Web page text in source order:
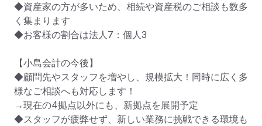
◆資産家の方が多いため、相続や資産税のご相談も数多
く集まります
◆お客様の割合は法人7：個人3
【小島会計の今後】
◆顧問先やスタッフを増やし、規模拡大！同時に広く多
様なご相談へも対応します！
→現在の4拠点以外にも、新拠点を展開予定
◆スタッフが疲弊せず、新しい業務に挑戦できる環境も